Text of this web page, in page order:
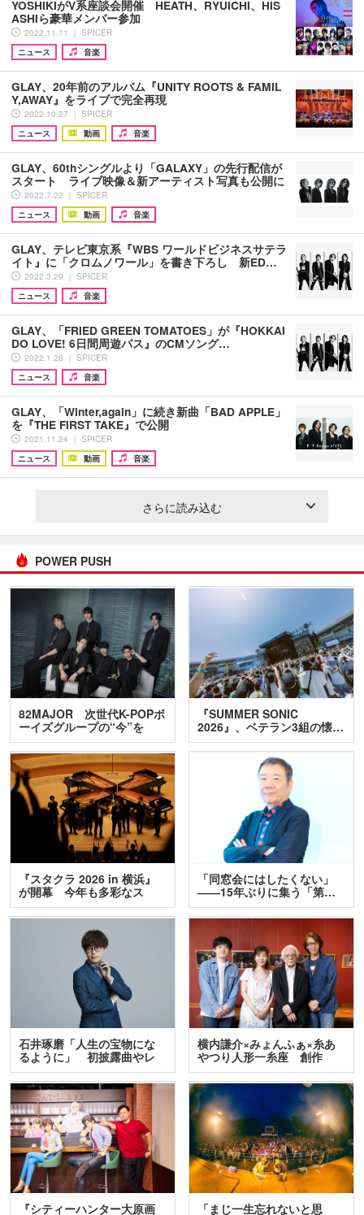
YOSHIKIがV系座談会開催 HEATH、RYUICHI、HIS
ASHIら豪華メンバー参加
2022.11.11 ｜ SPICER
ニュース
音楽
GLAY、20年前のアルバム『UNITY ROOTS & FAMIL
Y,AWAY』をライブで完全再現
2022.10.27 ｜ SPICER
ニュース
動画 音楽
GLAY、60thシングルより「GALAXY」の先行配信が
スタート ライブ映像＆新アーティスト写真も公開に
2022.7.22 ｜ SPICER
ニュース
動画 音楽
GLAY、テレビ東京系『WBS ワールドビジネスサテラ
イト』に「クロムノワール」を書き下ろし 新ED…
2022.3.29 ｜ SPICER
ニュース
音楽
GLAY、「FRIED GREEN TOMATOES」が『HOKKAI
DO LOVE! 6日間周遊パス』のCMソング…
2022.1.28 ｜ SPICER
ニュース
音楽
GLAY、「Winter,again」に続き新曲「BAD APPLE」
を『THE FIRST TAKE』で公開
2021.11.24 ｜ SPICER
ニュース
動画 音楽
さらに読み込む
POWER PUSH
82MAJOR 次世代K-POPボ
ーイズグループの“今”を
訊…
『SUMMER SONIC
2026』、ベテラン3組の懐…
『スタクラ 2026 in 横浜』
が開幕 今年も多彩なス
テ…
「同窓会にはしたくない」
――15年ぶりに集う「第…
石井琢磨「人生の宝物にな
るように」 初披露曲やレ
ア…
横内謙介×みょんふぁ×糸あ
やつり人形一糸座 創作
人…
『シティーハンター大原画
「まじ一生忘れないと思